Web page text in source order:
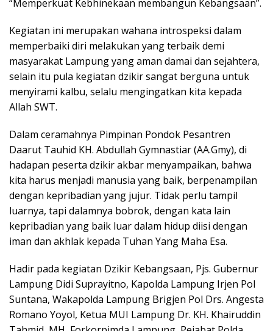
“Memperkuat Kebhinekaan membangun Kebangsaan”.
Kegiatan ini merupakan wahana introspeksi dalam
memperbaiki diri melakukan yang terbaik demi
masyarakat Lampung yang aman damai dan sejahtera,
selain itu pula kegiatan dzikir sangat berguna untuk
menyirami kalbu, selalu mengingatkan kita kepada
Allah SWT.
Dalam ceramahnya Pimpinan Pondok Pesantren
Daarut Tauhid KH. Abdullah Gymnastiar (AA.Gmy), di
hadapan peserta dzikir akbar menyampaikan, bahwa
kita harus menjadi manusia yang baik, berpenampilan
dengan kepribadian yang jujur. Tidak perlu tampil
luarnya, tapi dalamnya bobrok, dengan kata lain
kepribadian yang baik luar dalam hidup diisi dengan
iman dan akhlak kepada Tuhan Yang Maha Esa.
Hadir pada kegiatan Dzikir Kebangsaan, Pjs. Gubernur
Lampung Didi Suprayitno, Kapolda Lampung Irjen Pol
Suntana, Wakapolda Lampung Brigjen Pol Drs. Angesta
Romano Yoyol, Ketua MUI Lampung Dr. KH. Khairuddin